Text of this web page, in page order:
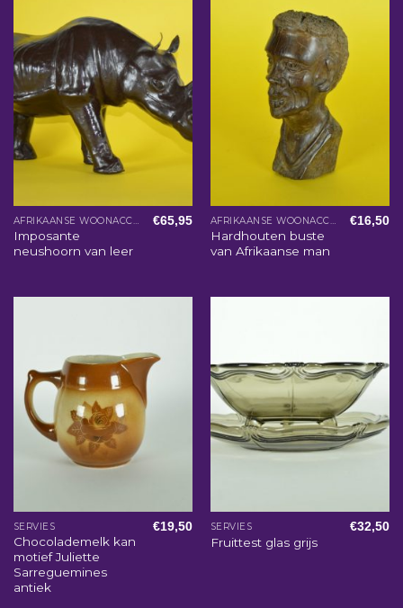
Imposante
neushoorn van leer
€65,95
Hardhouten buste
van Afrikaanse man
€16,50
SERVIES
Chocolademelk kan
motief Juliette
Sarreguemines
antiek
€19,50 SERVIES
Fruittest glas grijs
€32,50